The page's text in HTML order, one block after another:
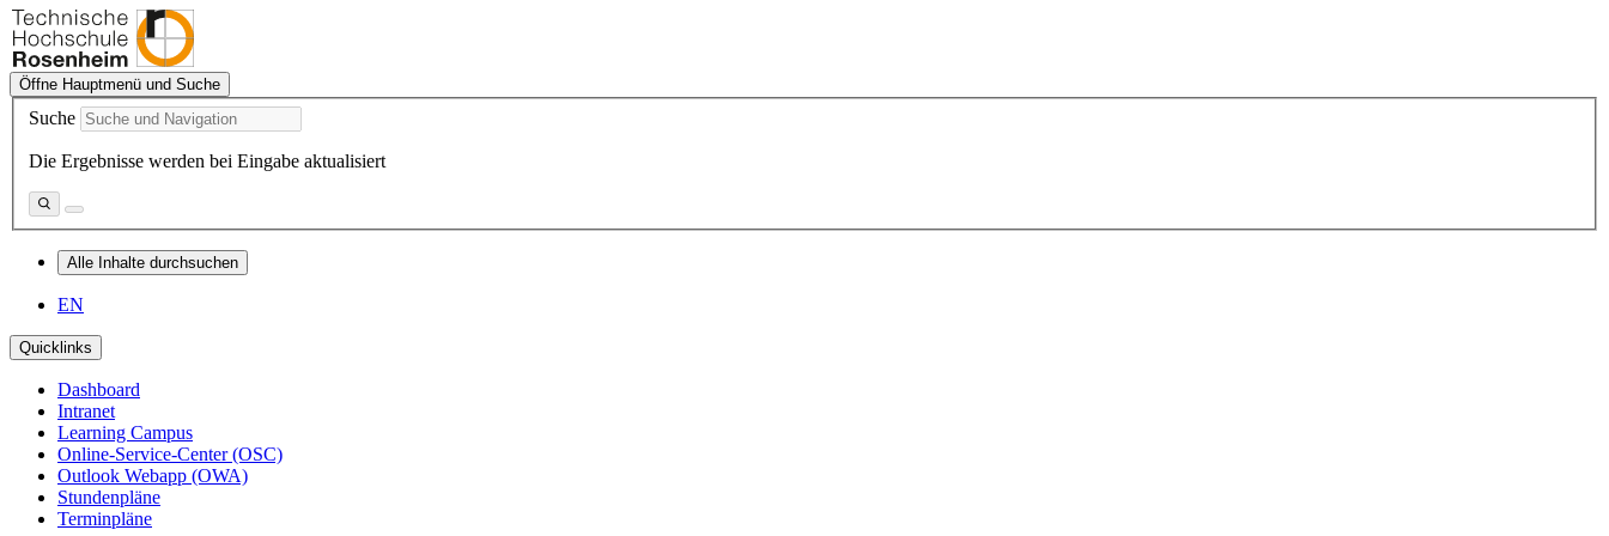
Öffne Hauptmenü und Suche
Suche
Die Ergebnisse werden bei Eingabe aktualisiert
Alle Inhalte durchsuchen
EN
Quicklinks
Dashboard
Intranet
Learning Campus
Online-Service-Center (OSC)
Outlook Webapp (OWA)
Stundenpläne
Terminpläne